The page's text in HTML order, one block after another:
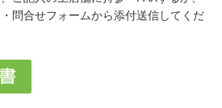
問合せフォームから添付送信してくだ